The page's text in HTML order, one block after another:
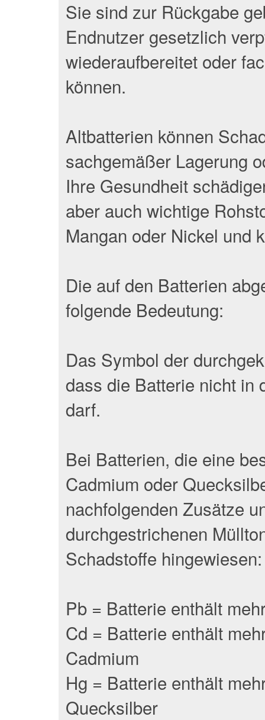
Sie sind zur Rückgabe
Endnutzer gesetzlich
wiederaufbereitet oder
können.
Altbatterien können
sachgemäßer Lagerung
Ihre Gesundheit
aber auch wichtige
Mangan oder Nickel und
Die auf den Batterien
folgende Bedeutung:
Das Symbol der
dass die Batterie nicht in
darf.
Bei Batterien, die eine
Cadmium oder
nachfolgenden Zusätze
durchgestrichenen
Schadstoffe hingewiesen:
Pb = Batterie enthält
Cd = Batterie enthält
Cadmium
Hg = Batterie enthält
Quecksilber